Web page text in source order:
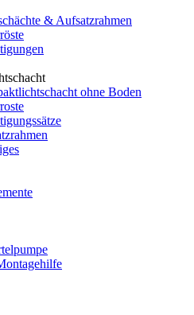
& Aufsatzrahmen
ohne Boden